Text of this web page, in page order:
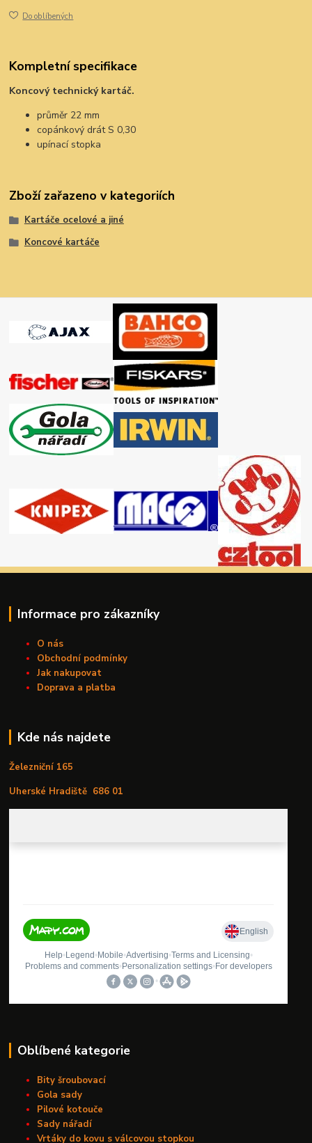
Do oblíbených
Kompletní specifikace
Koncový technický kartáč.
průměr 22 mm
copánkový drát S 0,30
upínací stopka
Zboží zařazeno v kategoriích
Kartáče ocelové a jiné
Koncové kartáče
Informace pro zákazníky
O nás
Obchodní podmínky
Jak nakupovat
Doprava a platba
Kde nás najdete
Železniční 165
Uherské Hradiště 686 01
Oblíbené kategorie
Bity šroubovací
Gola sady
Pilové kotouče
Sady nářadí
Vrtáky do kovu s válcovou stopkou